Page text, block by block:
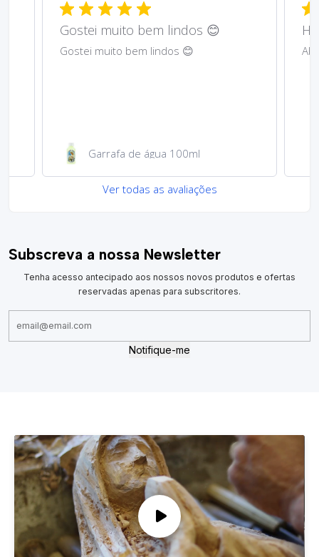
Gostei muito bem lindos 😊
Gostei muito bem lindos 😊
Garrafa de água 100ml
Ver todas as avaliações
Subscreva a nossa Newsletter
Tenha acesso antecipado aos nossos novos produtos e ofertas
reservadas apenas para subscritores.
Notifique-me